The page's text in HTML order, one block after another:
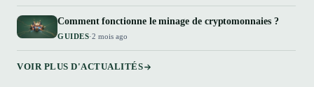
Comment fonctionne le minage de cryptomonnaies ?
GUIDES·2 mois ago
VOIR PLUS D'ACTUALITÉS